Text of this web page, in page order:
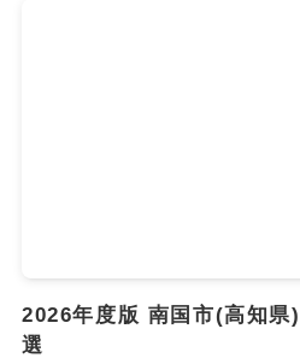
2026年度版 南国市(高知県
選